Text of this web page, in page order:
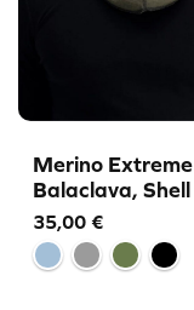
Merino Extreme
Balaclava, Shell
35,00 €